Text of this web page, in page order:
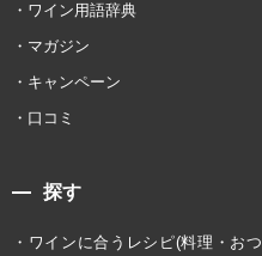
ワイン用語辞典
マガジン
キャンペーン
口コミ
探す
ワインに合うレシピ(料理・おつ